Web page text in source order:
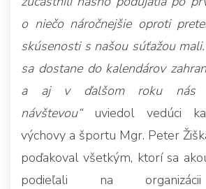
o niečo náročnejšie oproti
skúsenosti s našou súťažou
sa dostane do kalendárov
a aj v ďalšom roku nás
návštevou“ uviedol vedúci
výchovy a športu Mgr. Peter
poďakoval všetkým, ktorí sa
podieľali na